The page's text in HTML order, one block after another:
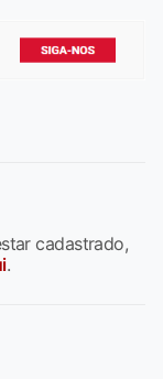
cadastrado,
.